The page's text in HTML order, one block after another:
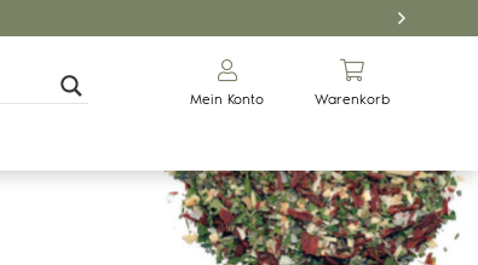
Mein Konto Warenkorb